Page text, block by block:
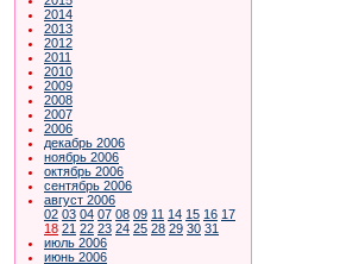
2014
2013
2012
2011
2010
2009
2008
2007
2006
декабрь 2006
ноябрь 2006
октябрь 2006
сентябрь 2006
август 2006
02 03 04 07 08 09 11 14 15 16 17
18 21 22 23 24 25 28 29 30 31
июль 2006
июнь 2006